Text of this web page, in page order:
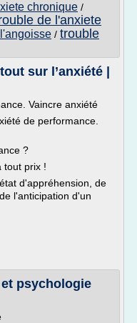
chronique /
de l'anxiete
/ trouble
sur l’anxiété |
Vaincre anxiété
de performance.
?
tout prix !
d'appréhension, de
l'anticipation d'un
psychologie